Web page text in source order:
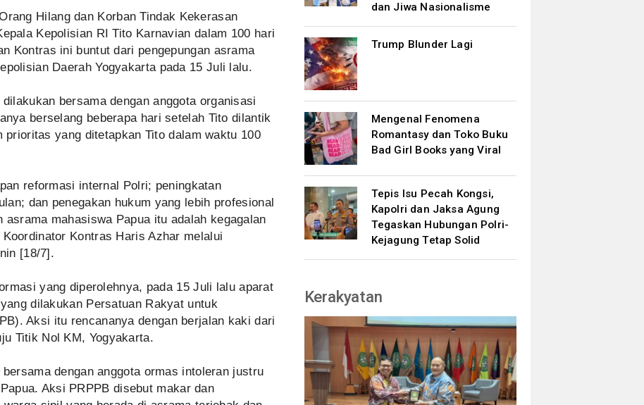
Hilang dan Korban Tindak Kekerasan
Kepolisian RI Tito Karnavian dalam 100 hari
Kontras ini buntut dari pengepungan asrama
Daerah Yogyakarta pada 15 Juli lalu.
bersama dengan anggota organisasi
berselang beberapa hari setelah Tito dilantik
prioritas yang ditetapkan Tito dalam waktu 100
reformasi internal Polri; peningkatan
dan penegakan hukum yang lebih profesional
asrama mahasiswa Papua itu adalah kegagalan
Kontras Haris Azhar melalui
[18/7].
yang diperolehnya, pada 15 Juli lalu aparat
dilakukan Persatuan Rakyat untuk
Aksi itu rencananya dengan berjalan kaki dari
Titik Nol KM, Yogyakarta.
dengan anggota ormas intoleran justru
Aksi PRPPB disebut makar dan
dan Jiwa Nasionalisme
Trump Blunder Lagi
Mengenal Fenomena
Romantasy dan Toko Buku
Bad Girl Books yang Viral
Tepis Isu Pecah Kongsi,
Kapolri dan Jaksa Agung
Tegaskan Hubungan Polri-
Kejagung Tetap Solid
Kerakyatan